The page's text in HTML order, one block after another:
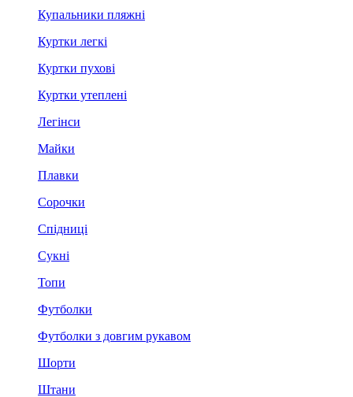
Купальники пляжні
Куртки легкі
Куртки пухові
Куртки утеплені
Легінси
Майки
Плавки
Сорочки
Спідниці
Сукні
Топи
Футболки
Футболки з довгим рукавом
Шорти
Штани